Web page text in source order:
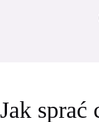
Jak sprać